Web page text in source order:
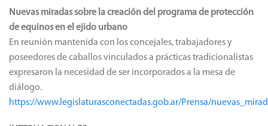
Nuevas miradas sobre la creación del programa de protección
de equinos en el ejido urbano
En reunión mantenida con los concejales, trabajadores y
poseedores de caballos vinculados a prácticas tradicionalistas
expresaron la necesidad de ser incorporados a la mesa de
diálogo.
https://www.legislaturasconectadas.gob.ar/Prensa/